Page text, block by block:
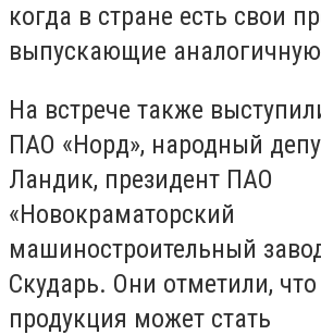
когда в стране есть свои
выпускающие
На встрече также
ПАО «Норд», народный
Ландик, президент ПАО
«Новокраматорский
машиностроительный
Скударь. Они отметили,
продукция может стать